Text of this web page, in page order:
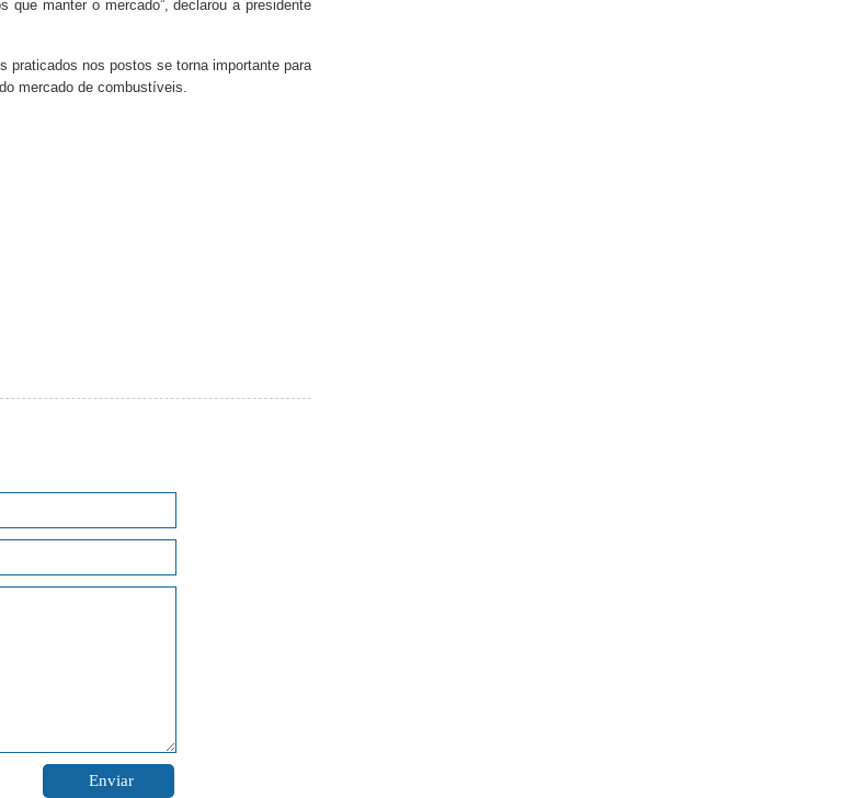
que manter o mercado”, declarou a presidente
praticados nos postos se torna importante para
mercado de combustíveis.